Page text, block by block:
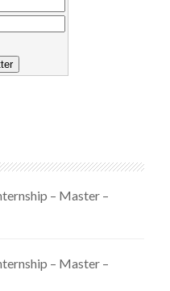
– Master –
– Master –